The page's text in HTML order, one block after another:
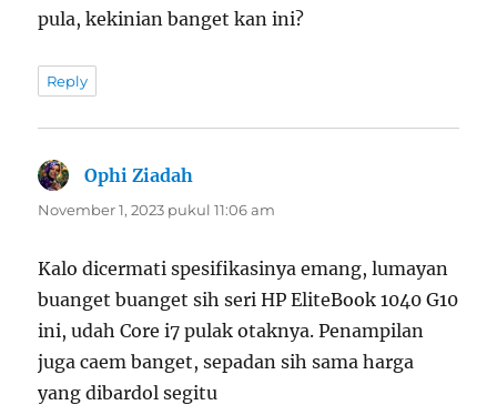
pula, kekinian banget kan ini?
Reply
Ophi Ziadah
November 1, 2023 pukul 11:06 am
Kalo dicermati spesifikasinya emang, lumayan
buanget buanget sih seri HP EliteBook 1040 G10
ini, udah Core i7 pulak otaknya. Penampilan
juga caem banget, sepadan sih sama harga
yang dibardol segitu